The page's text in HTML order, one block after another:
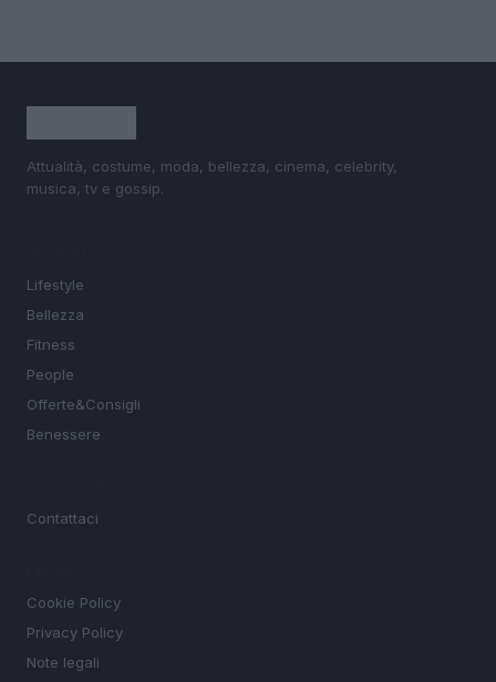
Attualità, costume, moda, bellezza, cinema, celebrity,
musica, tv e gossip.
Lifestyle
Bellezza
Fitness
People
Offerte&Consigli
Benessere
Contattaci
Cookie Policy
Privacy Policy
Note legali